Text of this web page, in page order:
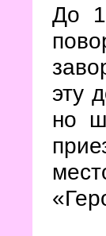
До
эту
но